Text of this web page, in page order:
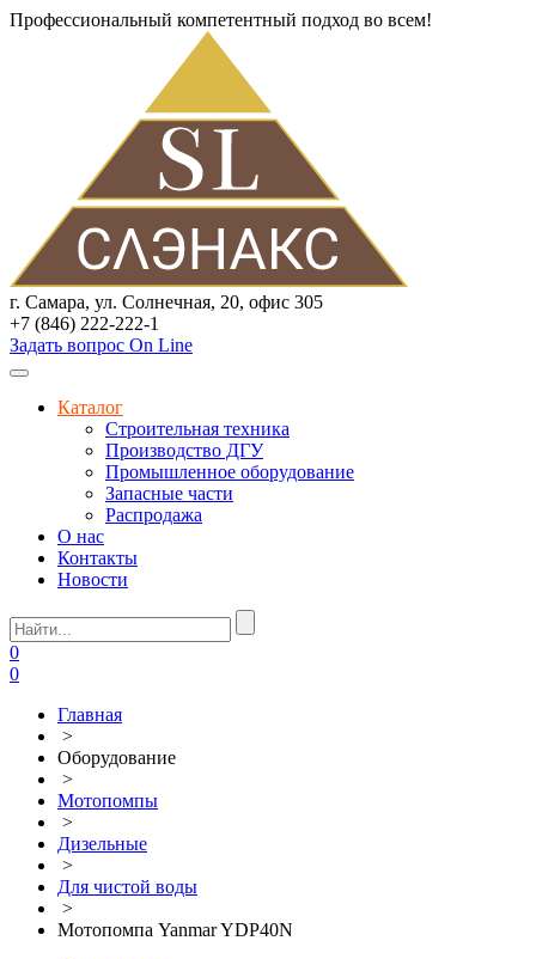
Профессиональный компетентный подход во всем!
г. Самара, ул. Солнечная, 20, офис 305
+7 (846) 222-222-1
Задать вопрос On Line
Каталог
Строительная техника
Производство ДГУ
Промышленное оборудование
Запасные части
Распродажа
О нас
Контакты
Новости
0
0
Главная
>
Оборудование
>
Мотопомпы
>
Дизельные
>
Для чистой воды
>
Мотопомпа Yanmar YDP40N